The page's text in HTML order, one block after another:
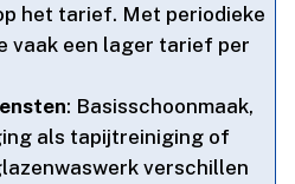
het tarief.​ Met periodieke
vaak een lager tarief per
: Basisschoonmaak,
als tapijtreiniging of
verschillen